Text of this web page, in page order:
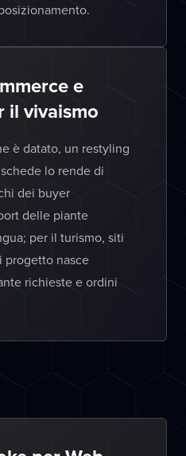
e
il vivaismo
è datato, un restyling
lo rende di
dei buyer
delle piante
per il turismo, siti
progetto nasce
richieste e ordini